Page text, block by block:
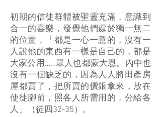
初期的信徒群體被聖靈充滿，意識到
合一的喜樂，發覺他們處於獨一無二
的位置，「都是一心一意的，沒有一
人說他的東西有一樣是自己的，都是
大家公用……眾人也都蒙大恩。內中也
沒有一個缺乏的，因為人人將田產房
屋都賣了，把所賣的價銀拿來，放在
使徒腳前，照各人所需用的，分給各
人」（徒四32-35）。